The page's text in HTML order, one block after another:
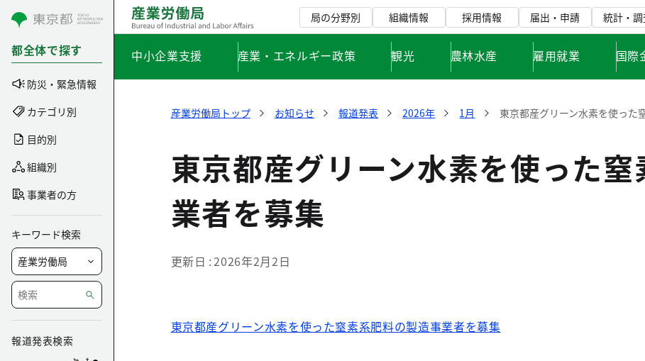
コンテンツにスキップ
都全体で探す
防災・緊急情報
カテゴリ別
目的別
組織別
事業者の方
キーワード検索
報道発表検索
局の分野別 組織情報 採用情報 届出・申請 統計・
中小企業支援 産業・エネルギー政策 観光 農林水産 雇用就業 国際
産業労働局トップ お知らせ 報道発表 2026年 1月 東京都産グリーン水素を使った
東京都産グリーン水素を使った
業者を募集
更新日 2026年2月2日
東京都産グリーン水素を使った窒素系肥料の製造事業者を募集